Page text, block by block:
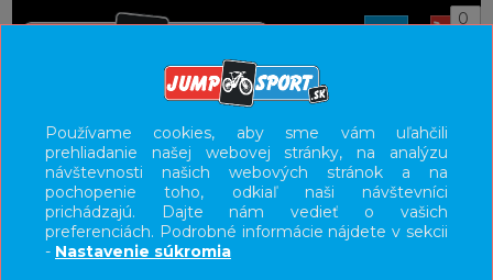
0
UŽÍVATEĽSKÝ PANEL
KATEGÓRIE
HLAVNÉ MENU
Používame cookies, aby sme vám uľahčili
prehliadanie našej webovej stránky, na analýzu
návštevnosti našich webových stránok a na
pochopenie toho, odkiaľ naši návštevníci
prichádzajú. Dajte nám vedieť o vašich
preferenciách. Podrobné informácie nájdete v sekcii
- Nastavenie súkromia